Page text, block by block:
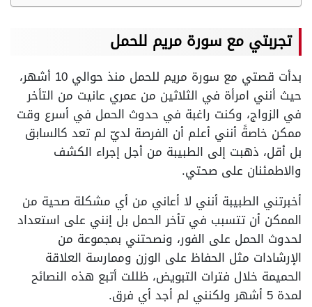
تجربتي مع سورة مريم للحمل
بدأت قصتي مع سورة مريم للحمل منذ حوالي 10 أشهر،
حيث أنني امرأة في الثلاثين من عمري عانيت من التأخر
في الزواج، وكنت راغبة في حدوث الحمل في أسرع وقت
ممكن خاصةً أنني أعلم أن الفرصة لديّ لم تعد كالسابق
بل أقل، ذهبت إلى الطبيبة من أجل إجراء الكشف
والاطمئنان على صحتي.
أخبرتني الطبيبة أنني لا أعاني من أي مشكلة صحية من
الممكن أن تتسبب في تأخر الحمل بل إنني على استعداد
لحدوث الحمل على الفور، ونصحتني بمجموعة من
الإرشادات مثل الحفاظ على الوزن وممارسة العلاقة
الحميمة خلال فترات التبويض، ظللت أتبع هذه النصائح
لمدة 5 أشهر ولكنني لم أجد أي فرق.